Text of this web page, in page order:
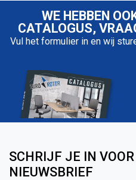
WE HEBBEN
CATALOGUS,
Vul het formulier in en wij
SCHRIJF JE IN
NIEUWSBRIEF